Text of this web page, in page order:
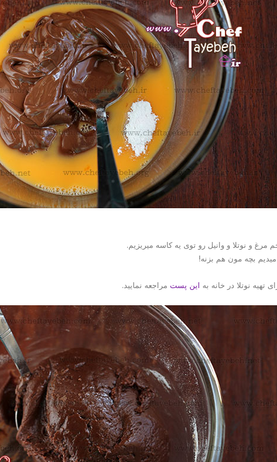
مرغ و نوتلا و وانیل رو توی یه کاسه میریزیم.
بچه مون هم بزنه!
تهیه نوتلا در خانه به این پست مراجعه نمایید.